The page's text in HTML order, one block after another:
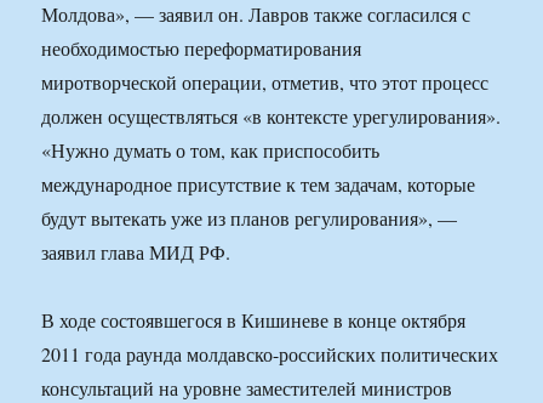
Молдова», — заявил он. Лавров также согласился с
необходимостью переформатирования
миротворческой операции, отметив, что этот процесс
должен осуществляться «в контексте урегулирования».
«Нужно думать о том, как приспособить
международное присутствие к тем задачам, которые
будут вытекать уже из планов регулирования», —
заявил глава МИД РФ.
В ходе состоявшегося в Кишиневе в конце октября
2011 года раунда молдавско-российских политических
консультаций на уровне заместителей министров